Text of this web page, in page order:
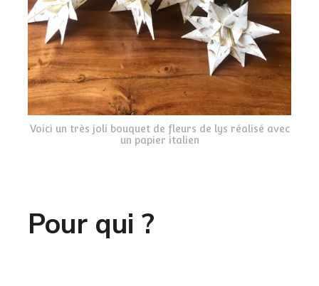
Voici un très joli bouquet de fleurs de lys réalisé avec
un papier italien
Pour qui ?